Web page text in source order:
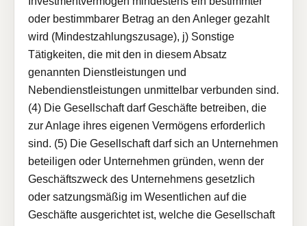
oder bestimmbarer Betrag an den Anleger gezahlt
wird (Mindestzahlungszusage), j) Sonstige
Tätigkeiten, die mit den in diesem Absatz
genannten Dienstleistungen und
Nebendienstleistungen unmittelbar verbunden sind.
(4) Die Gesellschaft darf Geschäfte betreiben, die
zur Anlage ihres eigenen Vermögens erforderlich
sind. (5) Die Gesellschaft darf sich an Unternehmen
beteiligen oder Unternehmen gründen, wenn der
Geschäftszweck des Unternehmens gesetzlich
oder satzungsmäßig im Wesentlichen auf die
Geschäfte ausgerichtet ist, welche die Gesellschaft